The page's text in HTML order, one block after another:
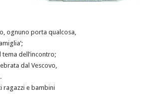
ognuno porta qualcosa,
dell’incontro;
dal Vescovo,
ragazzi e bambini